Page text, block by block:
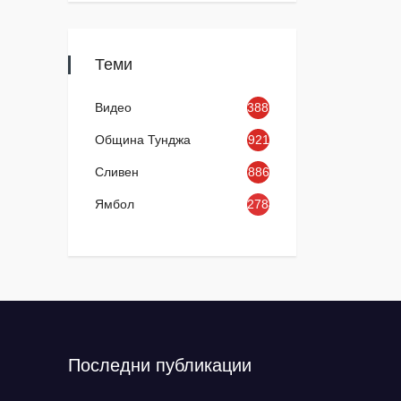
Теми
Видео 3886
Община Тунджа 921
Сливен 886
Ямбол 2784
Последни публикации